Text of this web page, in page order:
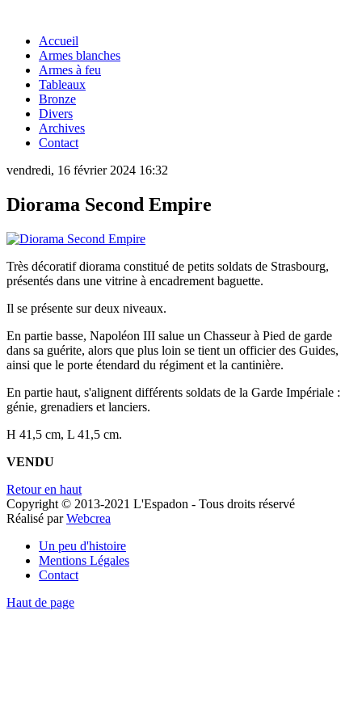
Accueil
Armes blanches
Armes à feu
Tableaux
Bronze
Divers
Archives
Contact
vendredi, 16 février 2024 16:32
Diorama Second Empire
Très décoratif diorama constitué de petits soldats de Strasbourg,
présentés dans une vitrine à encadrement baguette.
Il se présente sur deux niveaux.
En partie basse, Napoléon III salue un Chasseur à Pied de garde
dans sa guérite, alors que plus loin se tient un officier des Guides,
ainsi que le porte étendard du régiment et la cantinière.
En partie haut, s'alignent différents soldats de la Garde Impériale :
génie, grenadiers et lanciers.
H 41,5 cm, L 41,5 cm.
VENDU
Retour en haut
Copyright © 2013-2021 L'Espadon - Tous droits réservé
Réalisé parWebcrea
Un peu d'histoire
Mentions Légales
Contact
Haut de page